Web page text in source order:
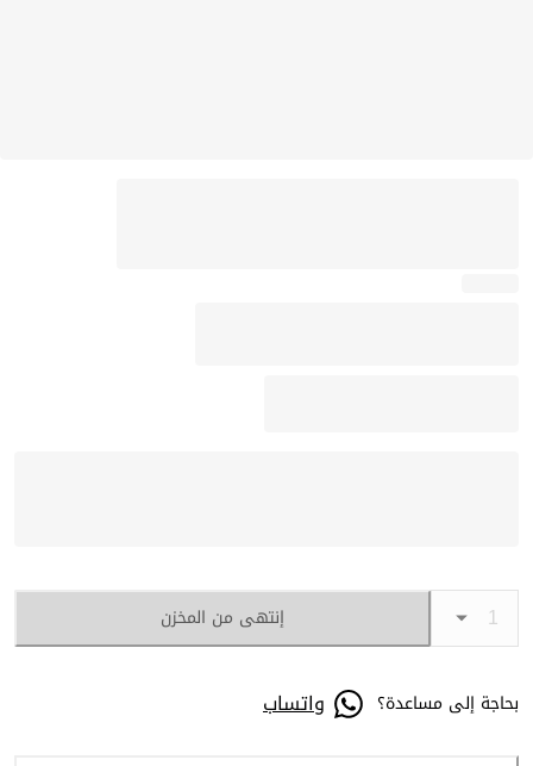
إنتهى من المخزن
بحاجة إلى مساعدة؟ واتساب